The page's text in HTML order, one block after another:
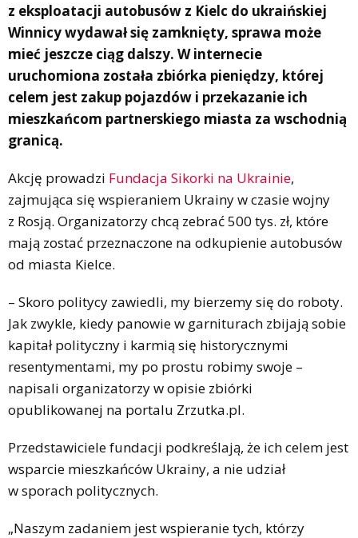
z eksploatacji autobusów z Kielc do ukraińskiej
Winnicy wydawał się zamknięty, sprawa może
mieć jeszcze ciąg dalszy. W internecie
uruchomiona została zbiórka pieniędzy, której
celem jest zakup pojazdów i przekazanie ich
mieszkańcom partnerskiego miasta za wschodnią
granicą.
Akcję prowadzi Fundacja Sikorki na Ukrainie,
zajmująca się wspieraniem Ukrainy w czasie wojny
z Rosją. Organizatorzy chcą zebrać 500 tys. zł, które
mają zostać przeznaczone na odkupienie autobusów
od miasta Kielce.
– Skoro politycy zawiedli, my bierzemy się do roboty.
Jak zwykle, kiedy panowie w garniturach zbijają sobie
kapitał polityczny i karmią się historycznymi
resentymentami, my po prostu robimy swoje –
napisali organizatorzy w opisie zbiórki
opublikowanej na portalu Zrzutka.pl.
Przedstawiciele fundacji podkreślają, że ich celem jest
wsparcie mieszkańców Ukrainy, a nie udział
w sporach politycznych.
„Naszym zadaniem jest wspieranie tych, którzy